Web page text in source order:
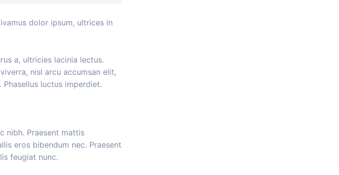
dolor ipsum, ultrices in
a, ultricies lacinia lectus.
nisl arcu accumsan elit,
luctus imperdiet.
nibh. Praesent mattis
eros bibendum nec. Praesent
feugiat nunc.